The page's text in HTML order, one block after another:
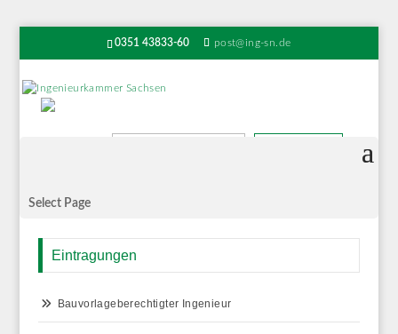
0351 43833-60 post@ing-sn.de
Select Page
Eintragungen
Bauvorlageberechtigter Ingenieur